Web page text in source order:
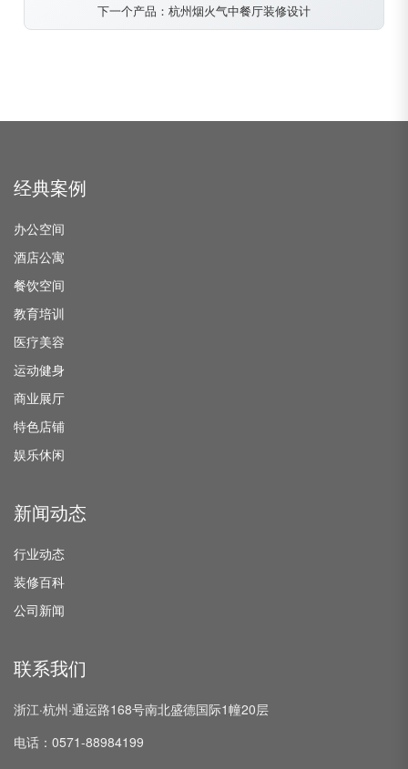
下一个产品：杭州烟火气中餐厅装修设计
经典案例
办公空间
酒店公寓
餐饮空间
教育培训
医疗美容
运动健身
商业展厅
特色店铺
娱乐休闲
新闻动态
行业动态
装修百科
公司新闻
联系我们
浙江·杭州·通运路168号南北盛德国际1幢20层
电话：0571-88984199